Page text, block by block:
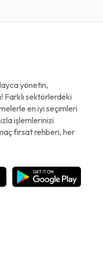
yönetin,
Farklı sektörlerdeki
en iyi seçimleri
işlemlerinizi
fırsat rehberi, her